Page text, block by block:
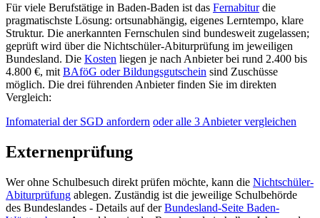
Für viele Berufstätige in Baden-Baden ist das Fernabiturdie
pragmatischste Lösung: ortsunabhängig, eigenes Lerntempo, klare
Struktur. Die anerkannten Fernschulen sind bundesweit zugelassen;
geprüft wird über die Nichtschüler-Abiturprüfung im jeweiligen
Bundesland. Die Kosten liegen je nach Anbieter bei rund 2.400 bis
4.800 €, mit BAföG oder Bildungsgutschein sind Zuschüsse
möglich. Die drei führenden Anbieter finden Sie im direkten
Vergleich:
Infomaterial der SGD anfordern oder alle 3 Anbieter vergleichen
Externenprüfung
Wer ohne Schulbesuch direkt prüfen möchte, kann die Nichtschüler-
Abiturprüfung ablegen. Zuständig ist die jeweilige Schulbehörde
des Bundeslandes - Details auf derBundesland-Seite Baden-